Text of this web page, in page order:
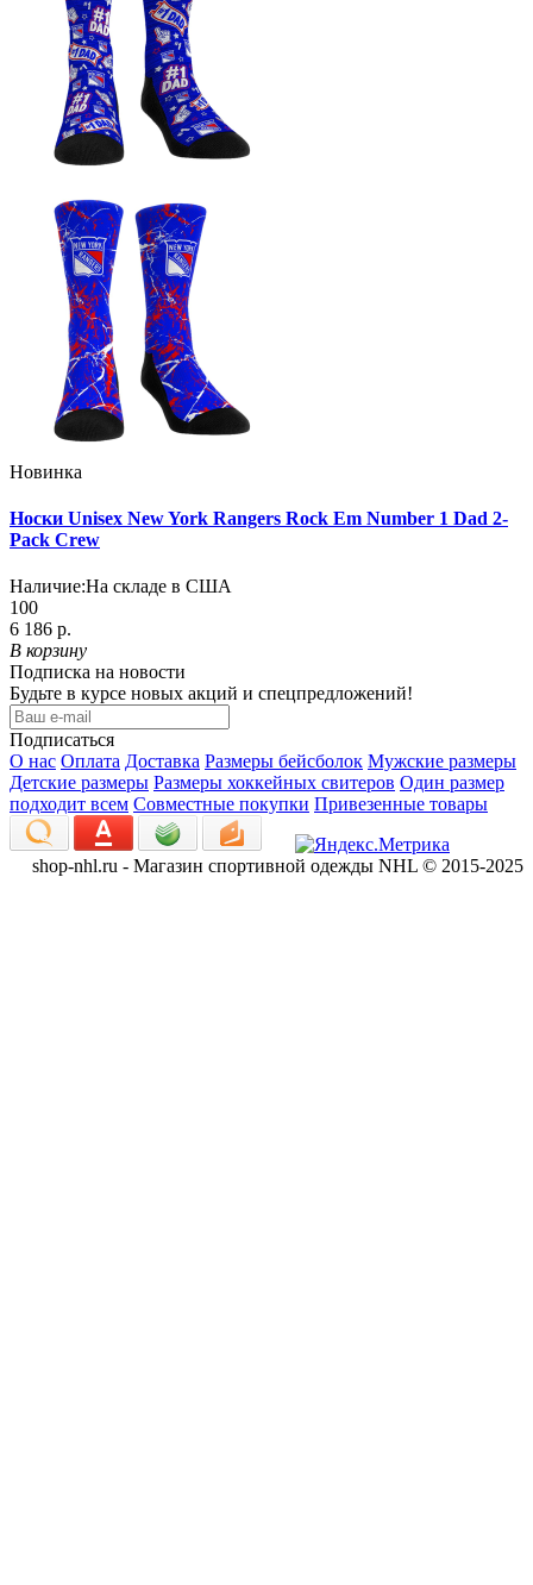
Новинка
Носки Unisex New York Rangers Rock Em Number 1 Dad 2-
Pack Crew
Наличие:На складе в США
100
6 186 р.
В корзину
Подписка на новости
Будьте в курсе новых акций и спецпредложений!
Подписаться
О нас Оплата Доставка Размеры бейсболок Мужские размеры
Детские размеры Размеры хоккейных свитеров Один размер
подходит всем Совместные покупки Привезенные товары
shop-nhl.ru - Магазин спортивной одежды NHL © 2015-2025